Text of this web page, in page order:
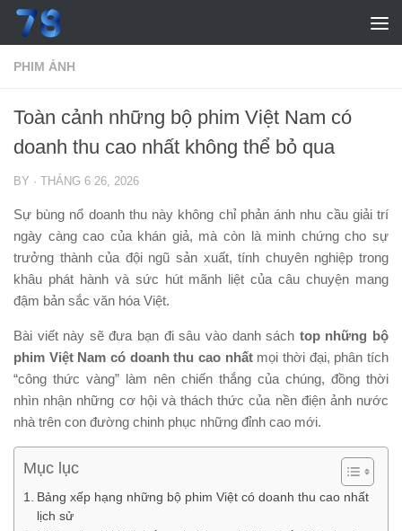
Skip to content
PHIM ẢNH
Toàn cảnh những bộ phim Việt Nam có
doanh thu cao nhất không thể bỏ qua
BY · THÁNG 6 26, 2026
Sự bùng nổ doanh thu này không chỉ phản ánh nhu cầu giải trí
ngày càng cao của khán giả, mà còn là minh chứng cho sự
trưởng thành của đội ngũ sản xuất, tính chuyên nghiệp trong
khâu phát hành và sức hút mãnh liệt của câu chuyện mang
đậm bản sắc văn hóa Việt.
Bài viết này sẽ đưa bạn đi sâu vào danh sách top những bộ
phim Việt Nam có doanh thu cao nhấtmọi thời đại, phân tích
“công thức vàng” làm nên chiến thắng của chúng, đồng thời
nhìn nhận những cơ hội và thách thức của nền điện ảnh nước
nhà trên con đường chinh phục những đỉnh cao mới.
Mục lục
Bảng xếp hạng những bộ phim Việt có doanh thu cao nhất
lịch sử